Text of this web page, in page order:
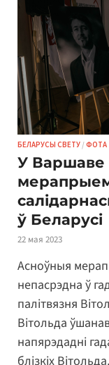
БЕЛАРУСЫ СВЕТУ /ФОТА
У Варшаве
ў Беларусі
22 мая 2023
Асноўныя
непасрэдна ў
палітвязня
Вітольда
напярэдадні
блізкіх